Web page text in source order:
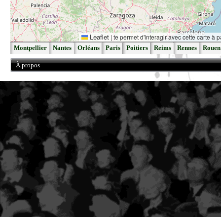
Leaflet | te permet d'interagir avec cette carte à
Montpellier Nantes Orléans Paris Poitiers Reims Rennes Rouen
À propos